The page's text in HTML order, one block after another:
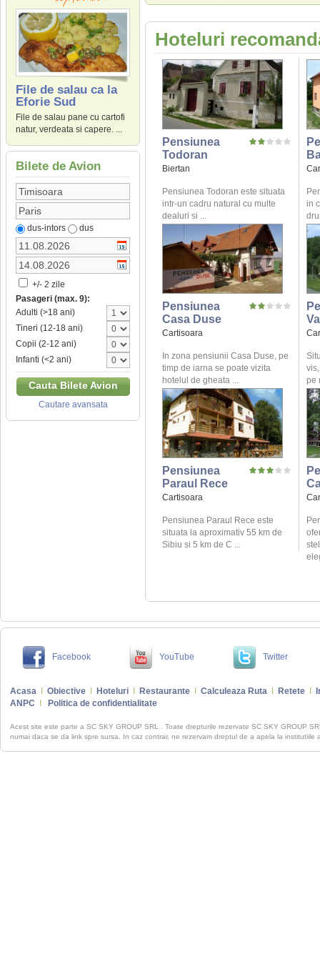
File de salau ca la
Eforie Sud
File de salau pane cu cartofi
natur, verdeata si capere. ...
Bilete de Avion
dus-intors dus
+/- 2 zile
Pasageri (max. 9):
Adulti (>18 ani)
Tineri (12-18 ani)
Copii (2-12 ani)
Infanti (<2 ani)
Cauta Bilete Avion
Cautare avansata
Hoteluri
Pensiunea
Todoran
Biertan
Pensiunea Todoran este situata
intr-un cadru natural cu multe
dealuri si ...
in
Pensiunea
Casa Duse
Cartisoara
In zona pensiunii Casa Duse, pe
timp de iarna se poate vizita
hotelul de gheata ...
pe
Pensiunea
Paraul Rece
Cartisoara
Pensiunea Paraul Rece este
situata la aproximativ 55 km de
Sibiu si 5 km de C ...
Facebook YouTube Twitter
Acasa Obiective Hoteluri Restaurante Calculeaza Ruta Retete
ANPC
Politica de confidentialitate
Acest site este parte a SC SKY GROUP SRL . Toate drepturile rezervate SC SKY GROUP
numai daca se da link spre sursa. In caz contrar, ne rezervam dreptul de a apela la institutiile